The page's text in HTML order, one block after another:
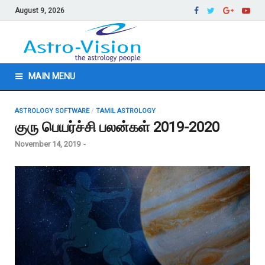
August 9, 2026
MAIN MENU
ASTROLOGY SOFTWARE/ TAMIL ASTROLOGY
குரு பெயர்ச்சி பலன்கள் 2019-2020
November 14, 2019 -